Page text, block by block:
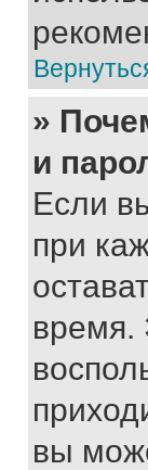
»
и
Если
при
время.
вы